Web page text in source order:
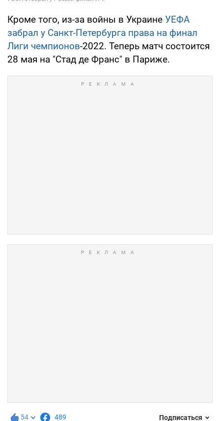
Кроме того, из-за войны в Украине УЕФА
забрал у Санкт-Петербурга права на финал
Лиги чемпионов-2022. Теперь матч состоится
28 мая на "Стад де Франс" в Париже.
54 489 Подписаться